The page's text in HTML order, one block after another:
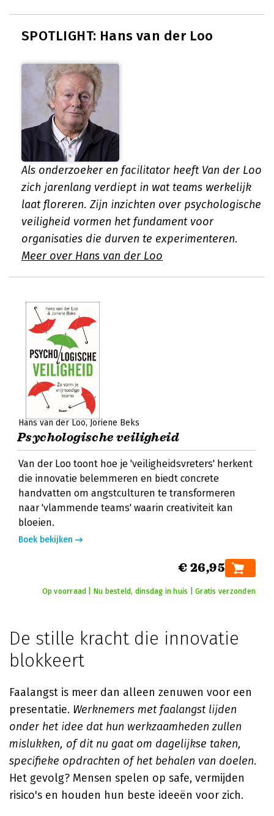
SPOTLIGHT: Hans van der Loo
Als onderzoeker en facilitator heeft Van der Loo
zich jarenlang verdiept in wat teams werkelijk
laat floreren. Zijn inzichten over psychologische
veiligheid vormen het fundament voor
organisaties die durven te experimenteren.
Meer over Hans van der Loo
Hans van der Loo Joriene Beks
Psychologische veiligheid
Van der Loo toont hoe je 'veiligheidsvreters' herkent
die innovatie belemmeren en biedt concrete
handvatten om angstculturen te transformeren
naar 'vlammende teams' waarin creativiteit kan
bloeien.
Boek bekijken
€ 26,95
Op voorraad | Nu besteld, dinsdag in huis | Gratis verzonden
De stille kracht die innovatie
blokkeert
Faalangst is meer dan alleen zenuwen voor een
presentatie. Werknemers met faalangst lijden
onder het idee dat hun werkzaamheden zullen
mislukken, of dit nu gaat om dagelijkse taken,
specifieke opdrachten of het behalen van doelen.
Het gevolg? Mensen spelen op safe, vermijden
risico's en houden hun beste ideeën voor zich.